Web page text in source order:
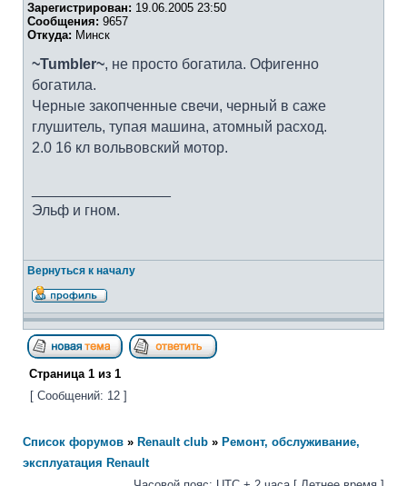
Зарегистрирован: 19.06.2005 23:50
Сообщения: 9657
Откуда: Минск
~Tumbler~, не просто богатила. Офигенно
богатила.
Черные закопченные свечи, черный в саже
глушитель, тупая машина, атомный расход.
2.0 16 кл вольвовский мотор.
Эльф и гном.
Вернуться к началу
Страница 1 из 1
[ Сообщений: 12 ]
Список форумов » Renault club » Ремонт, обслуживание,
эксплуатация Renault